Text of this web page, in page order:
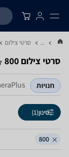
... סרטי צילום
סרטי צילום ‏800
חנויות
סינון(1)
800